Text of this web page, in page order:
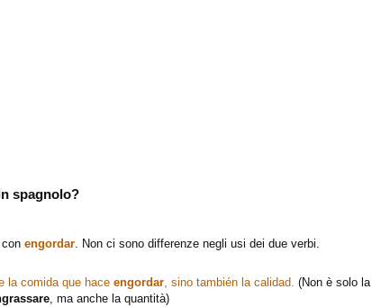
spagnolo?
engordar. Non ci sono differenze negli usi dei due verbi.
la comida que hace engordar, sino también la calidad. (Non è solo la
, ma anche la quantità)